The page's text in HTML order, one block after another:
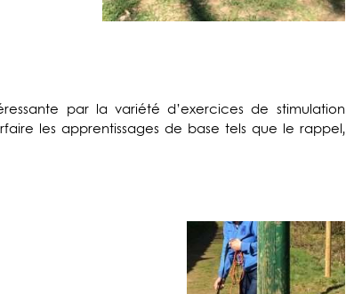
par la variété d’exercices de stimulation
les apprentissages de base tels que le rappel,